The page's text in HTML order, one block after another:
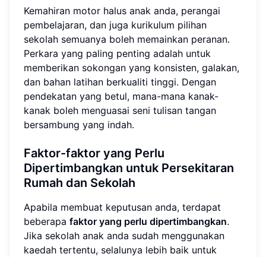
Kemahiran motor halus anak anda, perangai
pembelajaran, dan juga kurikulum pilihan
sekolah semuanya boleh memainkan peranan.
Perkara yang paling penting adalah untuk
memberikan sokongan yang konsisten, galakan,
dan bahan latihan berkualiti tinggi. Dengan
pendekatan yang betul, mana-mana kanak-
kanak boleh menguasai seni tulisan tangan
bersambung yang indah.
Faktor-faktor yang Perlu
Dipertimbangkan untuk Persekitaran
Rumah dan Sekolah
Apabila membuat keputusan anda, terdapat
beberapa faktor yang perlu dipertimbangkan.
Jika sekolah anak anda sudah menggunakan
kaedah tertentu, selalunya lebih baik untuk